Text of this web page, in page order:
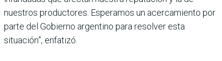
nuestros productores. Esperamos un acercamiento por
parte del Gobierno argentino para resol­ver esta
situación”, enfatizó.